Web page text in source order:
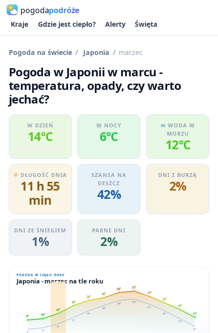
pogodapodróże
Kraje Gdzie jest ciepło? Alerty Święta
Pogoda na świecie Japonia marzec
Pogoda w Japonii w marcu -
temperatura, opady, czy warto
jechać?
W DZIEŃ
14℃
W NOCY
6℃
WODA W
MORZU
12℃
DŁUGOŚĆ DNIA
11 h 55
min
SZANSA NA
DESZCZ
42%
DNI Z BURZĄ
2%
DNI ZE ŚNIEGIEM
1%
PARNE DNI
2%